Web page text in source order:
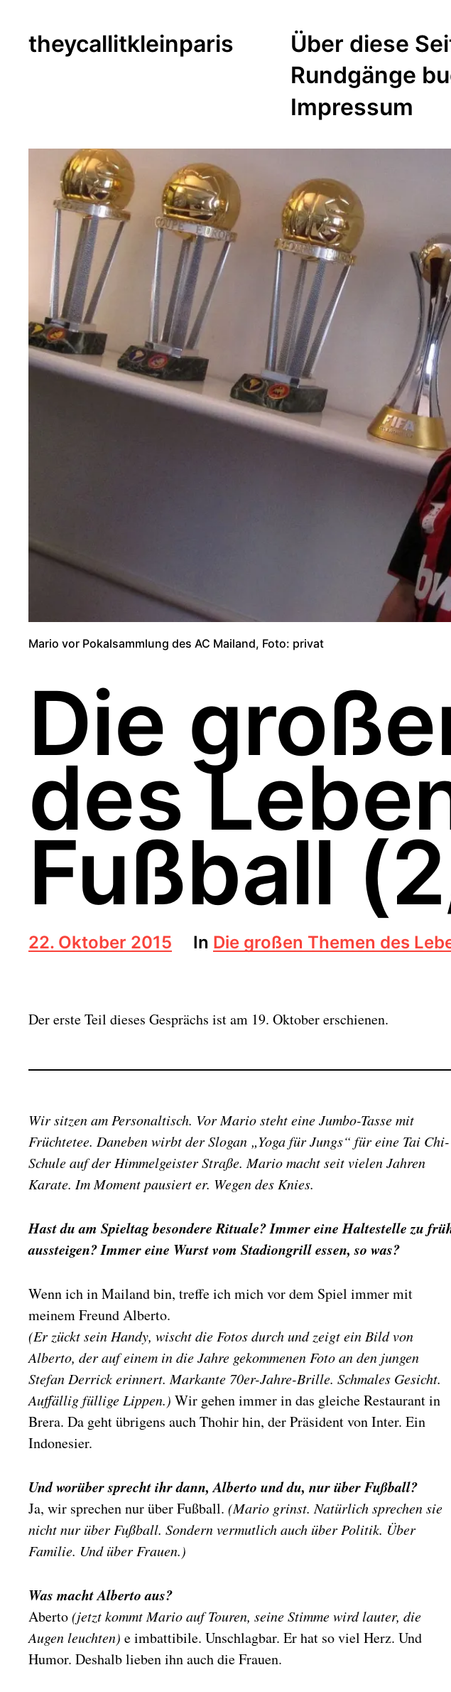
theycallitkleinparis Über diese
Rundgänge
Impressum
Mario vor Pokalsammlung des AC Mailand, Foto: privat
Die
des
Fußball
B
e
a
d
u
m
22. Oktober 2015 In Die großen Themen des
Der erste Teil dieses Gesprächs ist am 19. Oktober erschienen.
Wir sitzen am Personaltisch. Vor Mario steht eine Jumbo-Tasse mit
Früchtetee. Daneben wirbt der Slogan „Yoga für Jungs“ für eine Tai Chi-
Schule auf der Himmelgeister Straße. Mario macht seit vielen Jahren
Karate. Im Moment pausiert er. Wegen des Knies.
Hast du am Spieltag besondere Rituale? Immer eine Haltestelle zu
aussteigen? Immer eine Wurst vom Stadiongrill essen, so was?
Wenn ich in Mailand bin, treffe ich mich vor dem Spiel immer mit
meinem Freund Alberto.
(Er zückt sein Handy, wischt die Fotos durch und zeigt ein Bild von
Alberto, der auf einem in die Jahre gekommenen Foto an den jungen
Stefan Derrick erinnert. Markante 70er-Jahre-Brille. Schmales Gesicht.
Auffällig füllige Lippen.) Wir gehen immer in das gleiche Restaurant in
Brera. Da geht übrigens auch Thohir hin, der Präsident von Inter. Ein
Indonesier.
Und worüber sprecht ihr dann, Alberto und du, nur über Fußball?
Ja, wir sprechen nur über Fußball. (Mario grinst. Natürlich sprechen sie
nicht nur über Fußball. Sondern vermutlich auch über Politik. Über
Familie. Und über Frauen.)
Was macht Alberto aus?
Aberto(jetzt kommt Mario auf Touren, seine Stimme wird lauter, die
Augen leuchten) e imbattibile. Unschlagbar. Er hat so viel Herz. Und
Humor. Deshalb lieben ihn auch die Frauen.